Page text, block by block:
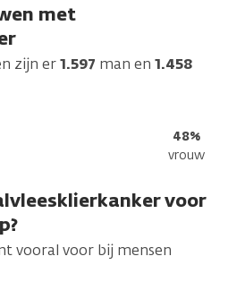
met
zijn er1.597 man en 1.458
48%
vrouw
voor
vooral voor bij mensen